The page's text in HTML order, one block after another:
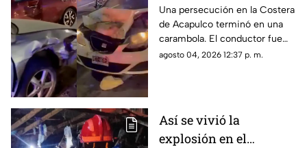
que terminó en
carambola en la
Costera de Acapulco
Una persecución en la Costera
de Acapulco terminó en una
carambola. El conductor fue
detenido y reportan personas
agosto 04, 2026 12:37 p. m.
Así se vivió la
explosión en el